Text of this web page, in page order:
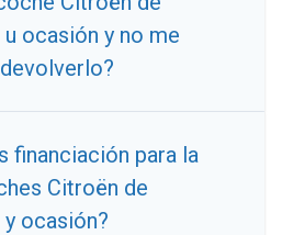
ocasión y no me
financiación para la
Citroën de
y ocasión?